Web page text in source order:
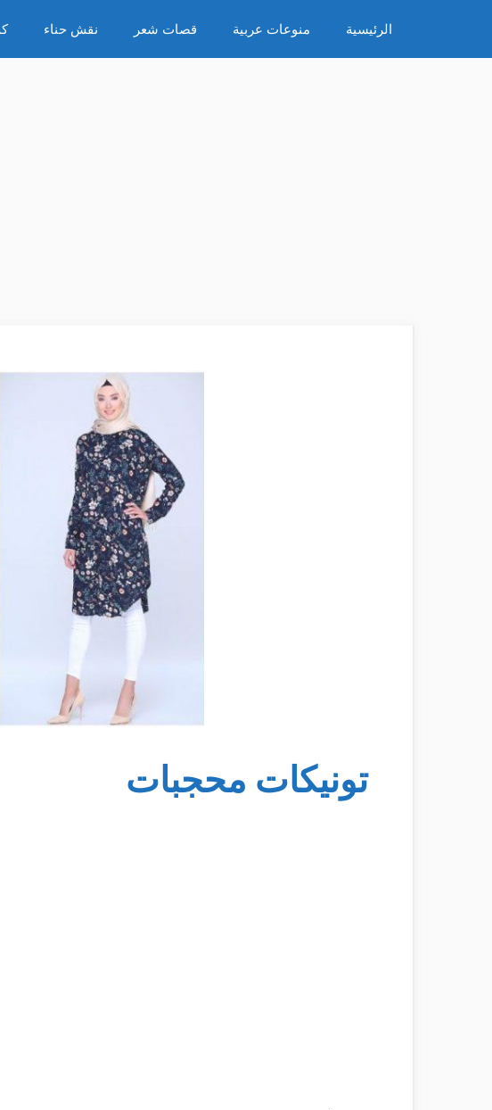
المحتوى
الرئيسية منوعات عربية قصات شعر نقش حناء
تونيكات محجبات